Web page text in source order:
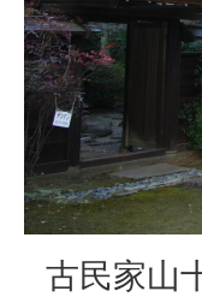
古民家山